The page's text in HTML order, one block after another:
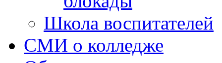
Школа воспитателей
СМИ о колледже